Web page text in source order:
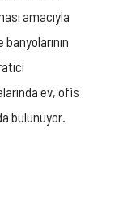
amacıyla
ev, ofis
bulunuyor.